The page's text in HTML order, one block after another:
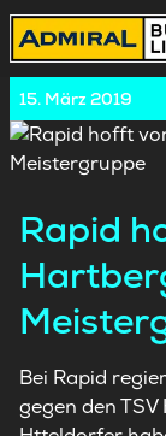
15. März 2019
Rapid
Bei Rapid
gegen den